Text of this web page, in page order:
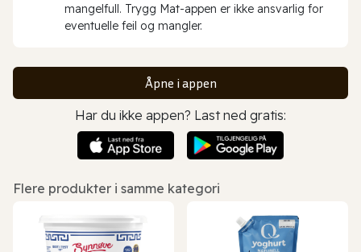
mangelfull. Trygg Mat-appen er ikke ansvarlig for
eventuelle feil og mangler.
Åpne i appen
Har du ikke appen? Last ned gratis:
Flere produkter i samme kategori